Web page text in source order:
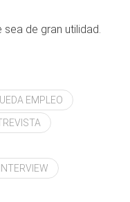
de gran utilidad.
EMPLEO
INTERVIEW